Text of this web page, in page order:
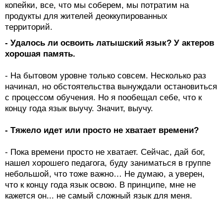
копейки, все, что мы соберем, мы потратим на
продукты для жителей деоккупированных
территорий.
- Удалось ли освоить латышский язык? У актеров
хорошая память.
- На бытовом уровне только совсем. Несколько раз
начинал, но обстоятельства вынуждали остановиться
с процессом обучения. Но я пообещал себе, что к
концу года язык выучу. Значит, выучу.
- Тяжело идет или просто не хватает времени?
- Пока времени просто не хватает. Сейчас, дай бог,
нашел хорошего педагога, буду заниматься в группе
небольшой, что тоже важно… Не думаю, а уверен,
что к концу года язык освою. В принципе, мне не
кажется он... не самый сложный язык для меня.